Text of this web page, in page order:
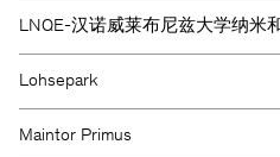
LNQE-汉诺威莱布尼兹大学纳米
Lohsepark
Maintor Primus